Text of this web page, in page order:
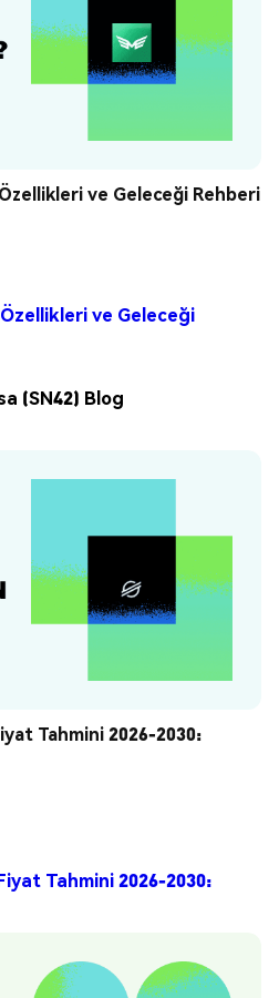
ve Geleceği Rehberi
ve Geleceği
(SN42) Blog
Tahmini 2026-2030:
Tahmini 2026-2030: